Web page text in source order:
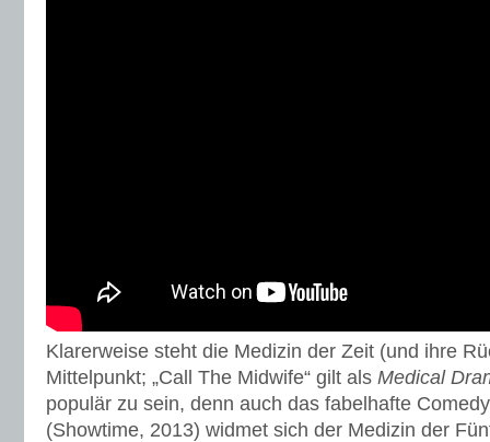
Klarerweise steht die Medizin der Zeit (und ihre
Mittelpunkt; „Call The Midwife“ gilt als Medical
populär zu sein, denn auch das fabelhafte
(Showtime, 2013) widmet sich der Medizin der